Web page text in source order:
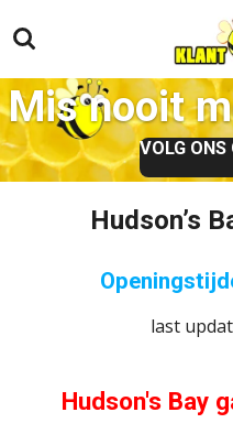
direct
naar
de
hoofdinhoud
Mis nooit
VOLG ONS
Hudson’s
last
Hudson's Bay